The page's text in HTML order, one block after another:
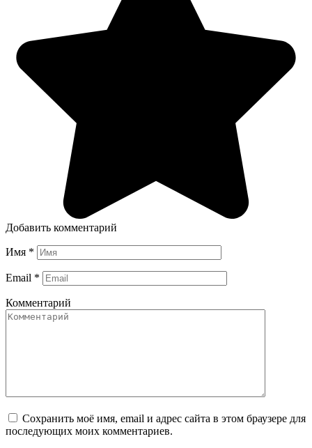
Добавить комментарий
Имя *
Email *
Комментарий
Сохранить моё имя, email и адрес сайта в этом браузере для
последующих моих комментариев.